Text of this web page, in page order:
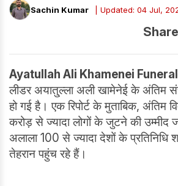
Sachin Kumar | Updated: 04 Jul,
Ayatullah Ali Khamenei
लीडर अयातु्ल्ला अली खामेनेई के अंतिम
हो गई है। एक रिपोर्ट के मुताबिक, अंतिम
करोड़ से ज्यादा लोगों के जुटने की
अलाला 100 से ज्यादा देशों के प्रतिनिधि
तेहरान पहुंच रहे हैं।